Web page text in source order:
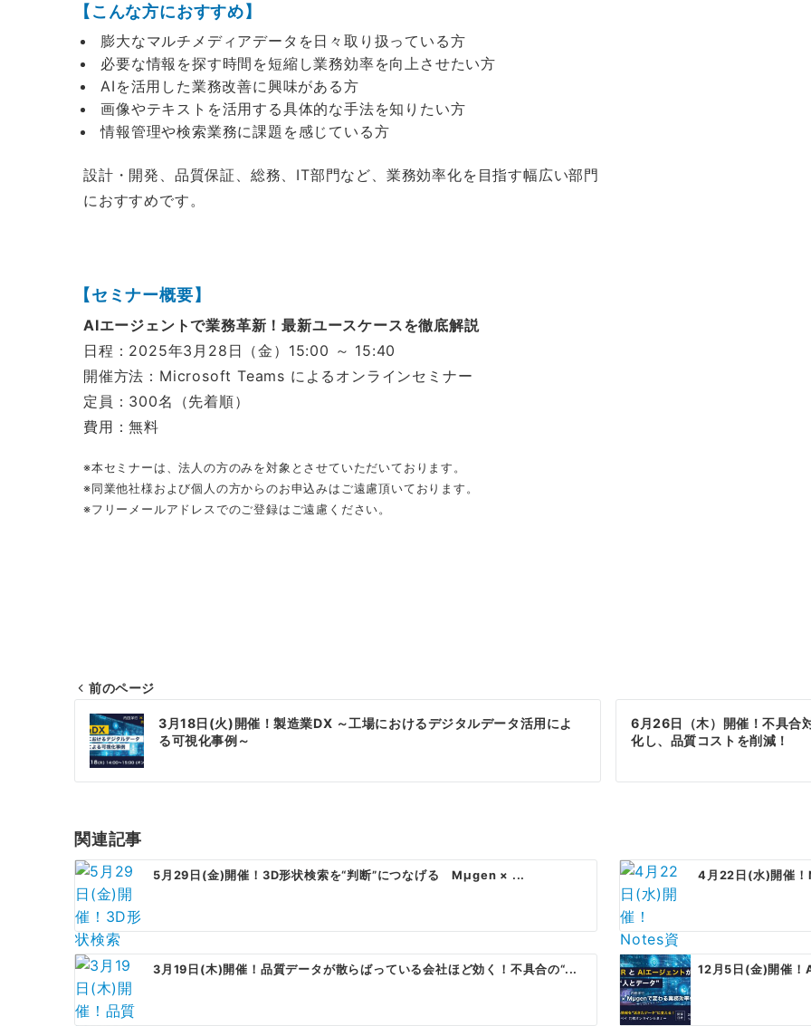
【こんな方におすすめ】
膨大なマルチメディアデータを日々取り扱っている方
必要な情報を探す時間を短縮し業務効率を向上させたい方
AIを活用した業務改善に興味がある方
画像やテキストを活用する具体的な手法を知りたい方
情報管理や検索業務に課題を感じている方
設計・開発、品質保証、総務、IT部門など、業務効率化を目指す幅広い部門
におすすめです。
【セミナー概要】
AIエージェントで業務革新！最新ユースケースを徹底解説
日程：2025年3月28日（金）15:00 ～ 15:40
開催方法：Microsoft Teams によるオンラインセミナー
定員：300名（先着順）
費用：無料
※本セミナーは、法人の方のみを対象とさせていただいております。
※同業他社様および個人の方からのお申込みはご遠慮頂いております。
※フリーメールアドレスでのご登録はご遠慮ください。
投
稿
ナ
ゲ
ー
シ
ョ
ン
前のページ
3月18日(火)開催！製造業DX ～工場におけるデジタルデータ活用によ
る可視化事例～
6月26日（木）開催！不具合
化し、品質コストを削減！
関連記事
5月29日(金)開催！3D形状検索を“判断”につなげる Mµgen × ... 4月22日(水)開催！
3月19日(木)開催！品質データが散らばっている会社ほど効く！不具合の“... 12月5日(金)開催！